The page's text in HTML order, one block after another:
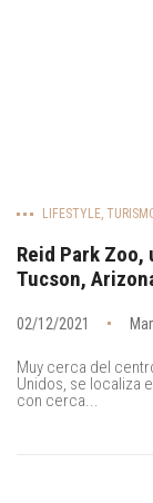
LIFESTYLE,
Reid Park
Tucson,
02/12/2021
Muy cerca del
Unidos, se localiza
con cerca...